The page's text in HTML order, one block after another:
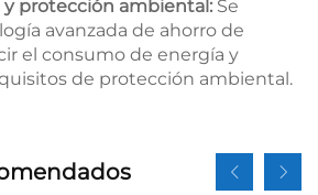
protección ambiental: Se
avanzada de ahorro de
el consumo de energía y
de protección ambiental.